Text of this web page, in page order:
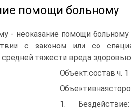
помощи больному
- неоказание помощи
с законом или со
тяжести вреда здоровью
Объект:состав ч.
1.